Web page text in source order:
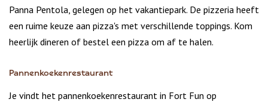
Panna Pentola, gelegen op het vakantiepark. De pizzeria heeft
een ruime keuze aan pizza's met verschillende toppings. Kom
heerlijk dineren of bestel een pizza om af te halen.
Pannenkoekenrestaurant
Je vindt het pannenkoekenrestaurant in Fort Fun op